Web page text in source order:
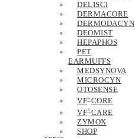
DELISCI
DERMACORE
DERMODACYN
DEOMIST
HEPAPHOS
PET
EARMUFFS
MEDSYNOVA
MICROCYN
OTOSENSE
VF+CORE
VF+CARE
ZYMOX
SHOP